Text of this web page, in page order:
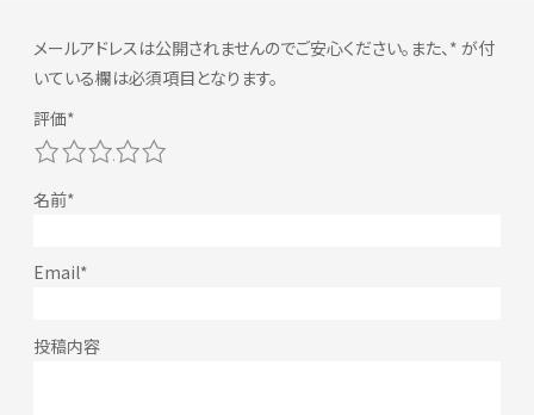
メールアドレスは公開されませんのでご安心ください。また、 * が付
いている欄は必須項目となります。
5
4
3
2